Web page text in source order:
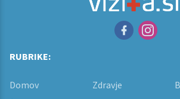
RUBRIKE:
Domov Zdravje